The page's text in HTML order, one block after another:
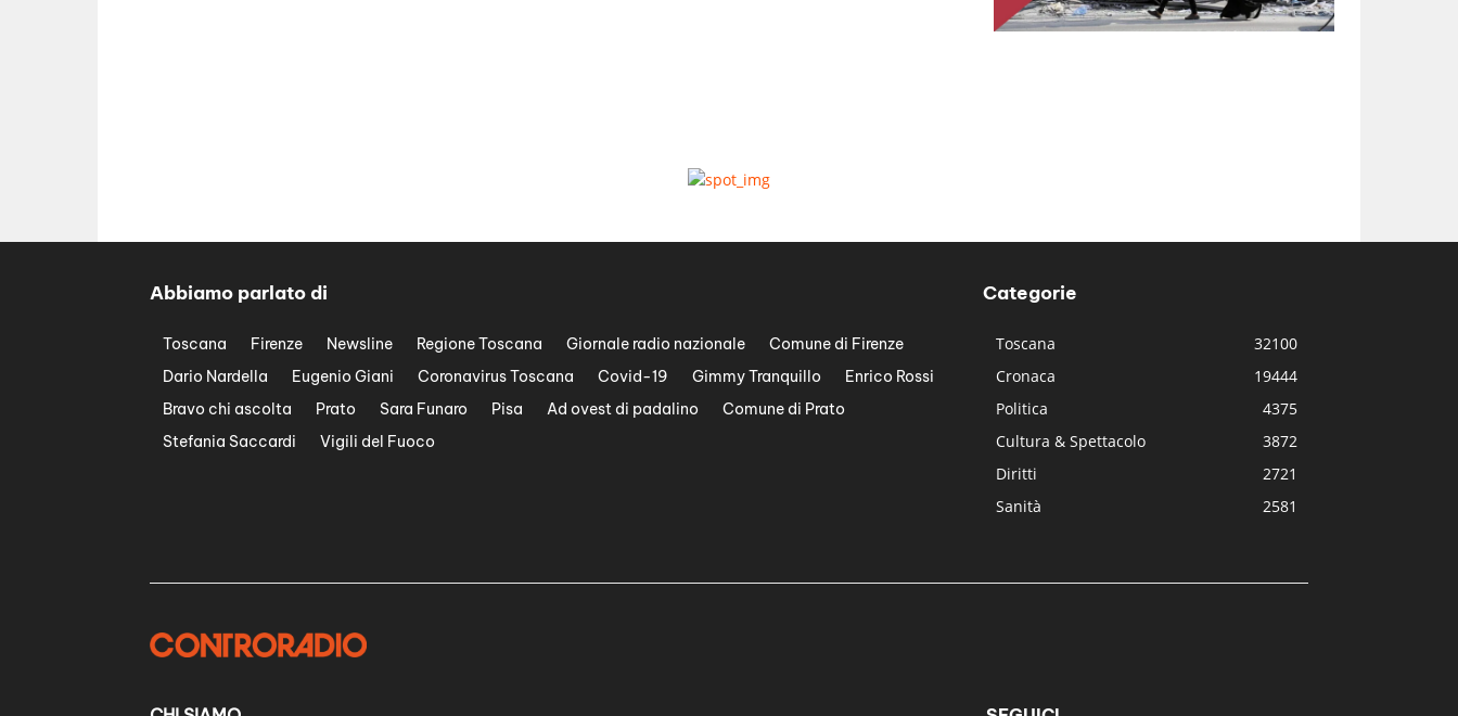
Abbiamo parlato di
Toscana Firenze Newsline Regione Toscana Giornale radio nazionale
Comune di Firenze
Dario Nardella
Eugenio Giani Coronavirus Toscana Covid-19 Gimmy Tranquillo
Enrico Rossi
Bravo chi ascolta
Prato Sara Funaro Pisa Ad ovest di padalino
Comune di Prato
Stefania Saccardi
Vigili del Fuoco
Categorie
Toscana
32100
Cronaca
19444
Politica
4375
Cultura & Spettacolo
3872
Diritti
2721
Sanità
2581